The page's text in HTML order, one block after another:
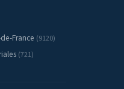
France (9120)
(721)